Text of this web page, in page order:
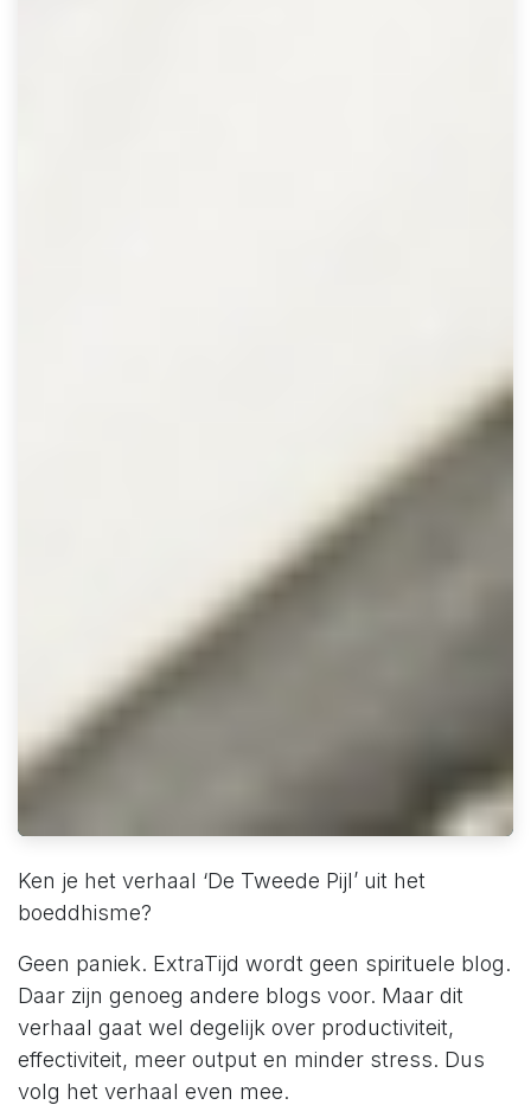
Ken je het verhaal ‘De Tweede Pijl’ uit het
boeddhisme?
Geen paniek. ExtraTijd wordt geen spirituele blog.
Daar zijn genoeg andere blogs voor. Maar dit
verhaal gaat wel degelijk over productiviteit,
effectiviteit, meer output en minder stress. Dus
volg het verhaal even mee.